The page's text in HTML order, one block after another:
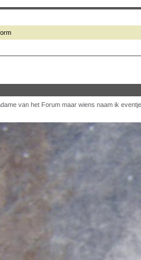
van het Forum maar wiens naam ik